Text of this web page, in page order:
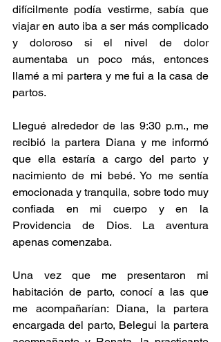
difícilmente podía vestirme, sabía que
viajar en auto iba a ser más complicado
y doloroso si el nivel de dolor
aumentaba un poco más, entonces
llamé a mi partera y me fui a la casa de
partos.
Llegué alrededor de las 9:30 p.m., me
recibió la partera Diana y me informó
que ella estaría a cargo del parto y
nacimiento de mi bebé. Yo me sentía
emocionada y tranquila, sobre todo muy
confiada en mi cuerpo y en la
Providencia de Dios. La aventura
apenas comenzaba.
Una vez que me presentaron mi
habitación de parto, conocí a las que
me acompañarían: Diana, la partera
encargada del parto, Belegui la partera